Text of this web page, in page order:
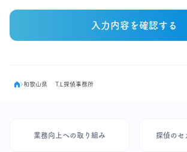
入力内容を確認する
和歌山県 T.L探偵事務所
業務向上への取り組み 探偵のセ